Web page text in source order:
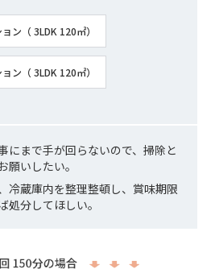
ン（ 3LDK 120㎡）
ン（ 3LDK 120㎡）
にまで手が回らないので、掃除と
願いしたい。
冷蔵庫内を整理整頓し、賞味期限
処分してほしい。